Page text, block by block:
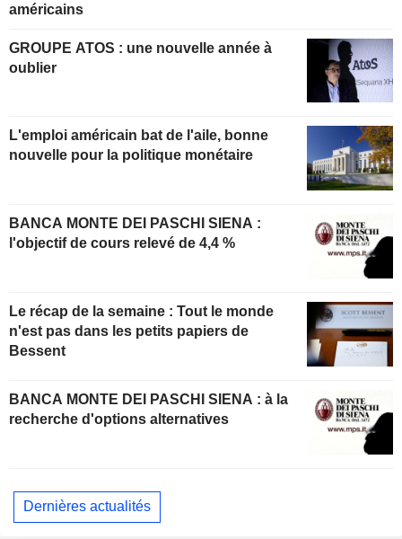
américains
GROUPE ATOS : une nouvelle année à
oublier
L'emploi américain bat de l'aile, bonne
nouvelle pour la politique monétaire
BANCA MONTE DEI PASCHI SIENA :
l'objectif de cours relevé de 4,4 %
Le récap de la semaine : Tout le monde
n'est pas dans les petits papiers de
Bessent
BANCA MONTE DEI PASCHI SIENA : à la
recherche d'options alternatives
Dernières actualités